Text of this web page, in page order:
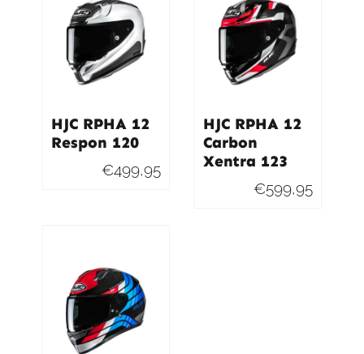
HJC RPHA 12
Respon 120
€499,95
HJC RPHA 12
Carbon
Xentra 123
€599,95